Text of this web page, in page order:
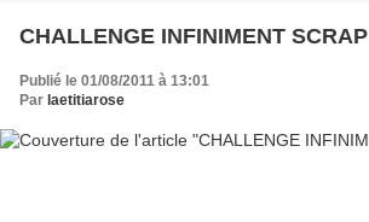
CHALLENGE INFINIMENT SCRAP
Publié le 01/08/2011 à 13:01
Par laetitiarose